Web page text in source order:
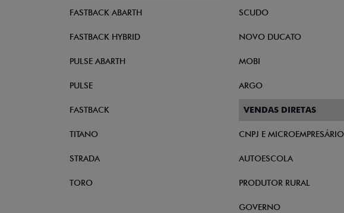
FASTBACK ABARTH
FASTBACK HYBRID
PULSE ABARTH
PULSE
FASTBACK
TITANO
STRADA
TORO
SCUDO
NOVO DUCATO
MOBI
ARGO
VENDAS DIRETAS
CNPJ E MICROEMPRESÁRIO
AUTOESCOLA
PRODUTOR RURAL
GOVERNO